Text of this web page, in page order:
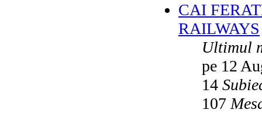
CAI
RAILWAYS
Ultimul
pe 12
14
107